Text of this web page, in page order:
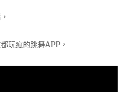
玩瘋的跳舞APP，